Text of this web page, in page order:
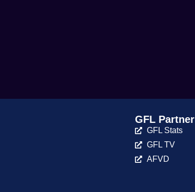
GFL Partner
GFL Stats
GFL TV
AFVD